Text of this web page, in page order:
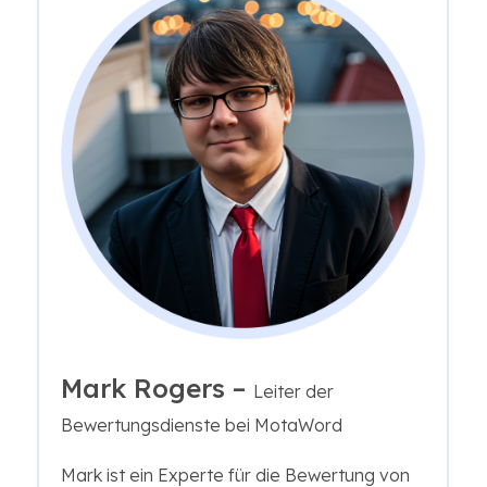
Mark Rogers – Leiter der
Bewertungsdienste bei MotaWord
Mark ist ein Experte für die Bewertung von